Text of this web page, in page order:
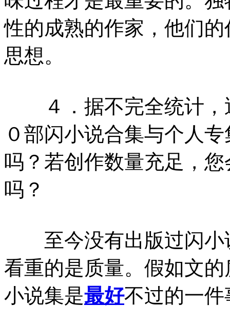
性的成熟的作家，他们
思想。
４．据不完全统计，
０部闪小说合集与个人
吗？若创作数量充足，
吗？
至今没有出版过闪小
看重的是质量。假如文
小说集是最好不过的一件